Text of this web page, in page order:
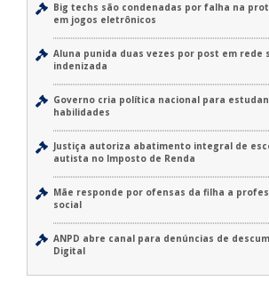
Big techs são condenadas por falha na
em jogos eletrônicos
Aluna punida duas vezes por post em rede
indenizada
Governo cria política nacional para
habilidades
Justiça autoriza abatimento integral de
autista no Imposto de Renda
Mãe responde por ofensas da filha a
social
ANPD abre canal para denúncias de
Digital